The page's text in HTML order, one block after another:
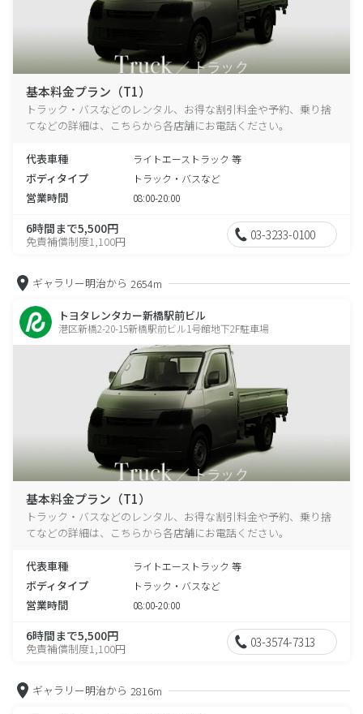
基本料金プラン（T1）
トラック・バスなどのレンタル、お得な割引料金や予約、乗り捨
てなどの詳細は、こちらから各店舗にお電話ください。
代表車種 ライトエーストラック 等
ボディタイプ トラック・バスなど
営業時間 08:00-20:00
6時間まで5,500円
免責補償制度1,100円 03-3233-0100
ギャラリー明治から 2654m
トヨタレンタカー新橋駅前ビル
港区新橋2-20-15新橋駅前ビル1号館地下2F駐車場
基本料金プラン（T1）
トラック・バスなどのレンタル、お得な割引料金や予約、乗り捨
てなどの詳細は、こちらから各店舗にお電話ください。
代表車種 ライトエーストラック 等
ボディタイプ トラック・バスなど
営業時間 08:00-20:00
6時間まで5,500円
免責補償制度1,100円 03-3574-7313
ギャラリー明治から 2816m